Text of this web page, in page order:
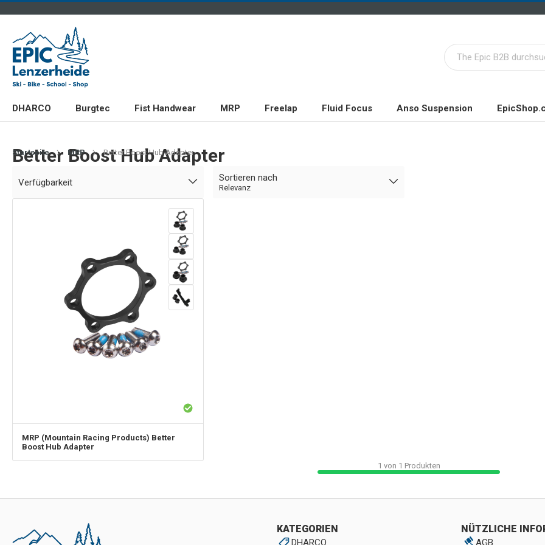
DHARCO Burgtec Fist Handwear MRP Freelap Fluid Focus Anso Suspension
Startseite MRP Better Boost Hub Adapter
Better Boost Hub Adapter
Verfügbarkeit Sortieren nach
Relevanz
MRP (Mountain Racing Products) Better
Boost Hub Adapter
1 von 1 Produkten
KATEGORIEN
DHARCO
NÜTZLICHE
AGB